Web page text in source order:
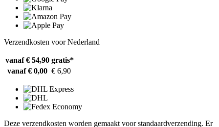
Verzendkosten voor Nederland
vanaf € 54,90 gratis*
vanaf € 0,00 € 6,90
Deze verzendkosten worden gemaakt voor standaardverzending. Er